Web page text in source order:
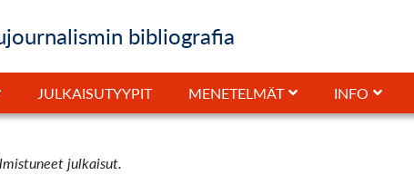
bibliografia
JULKAISUTYYPIT MENETELMÄT INFO
julkaisut.